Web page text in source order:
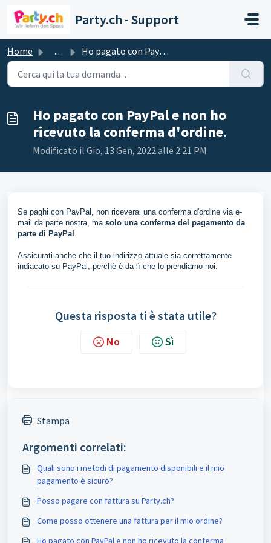
Party.ch - Support
Home ... Ho pagato con PayPal e non ho ricevuto la conferma d'...
Ho pagato con PayPal e non ho
ricevuto la conferma d'ordine.
Modificato il Gio, 13 Gen, 2022 alle 2:21 PM
Se paghi con PayPal, non riceverai una conferma d'ordine via e-
mail da parte nostra, ma solo una conferma del pagamento da
parte di PayPal .
Assicurati anche che il tuo indirizzo attuale sia correttamente
indiacato su PayPal, perchè è da lì che lo prendiamo noi.
Questa risposta ti è stata utile?
No Sì
Stampa
Argomenti correlati:
Quali sono i metodi di pagamento disponibili e il mio
pagamento è sicuro?
Posso pagare con fattura su Party.ch?
Come posso ottenere una fattura per il mio ordine?
Ho pagato con PayPal e non ho ricevuto la conferma